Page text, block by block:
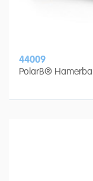
44009
PolarB®